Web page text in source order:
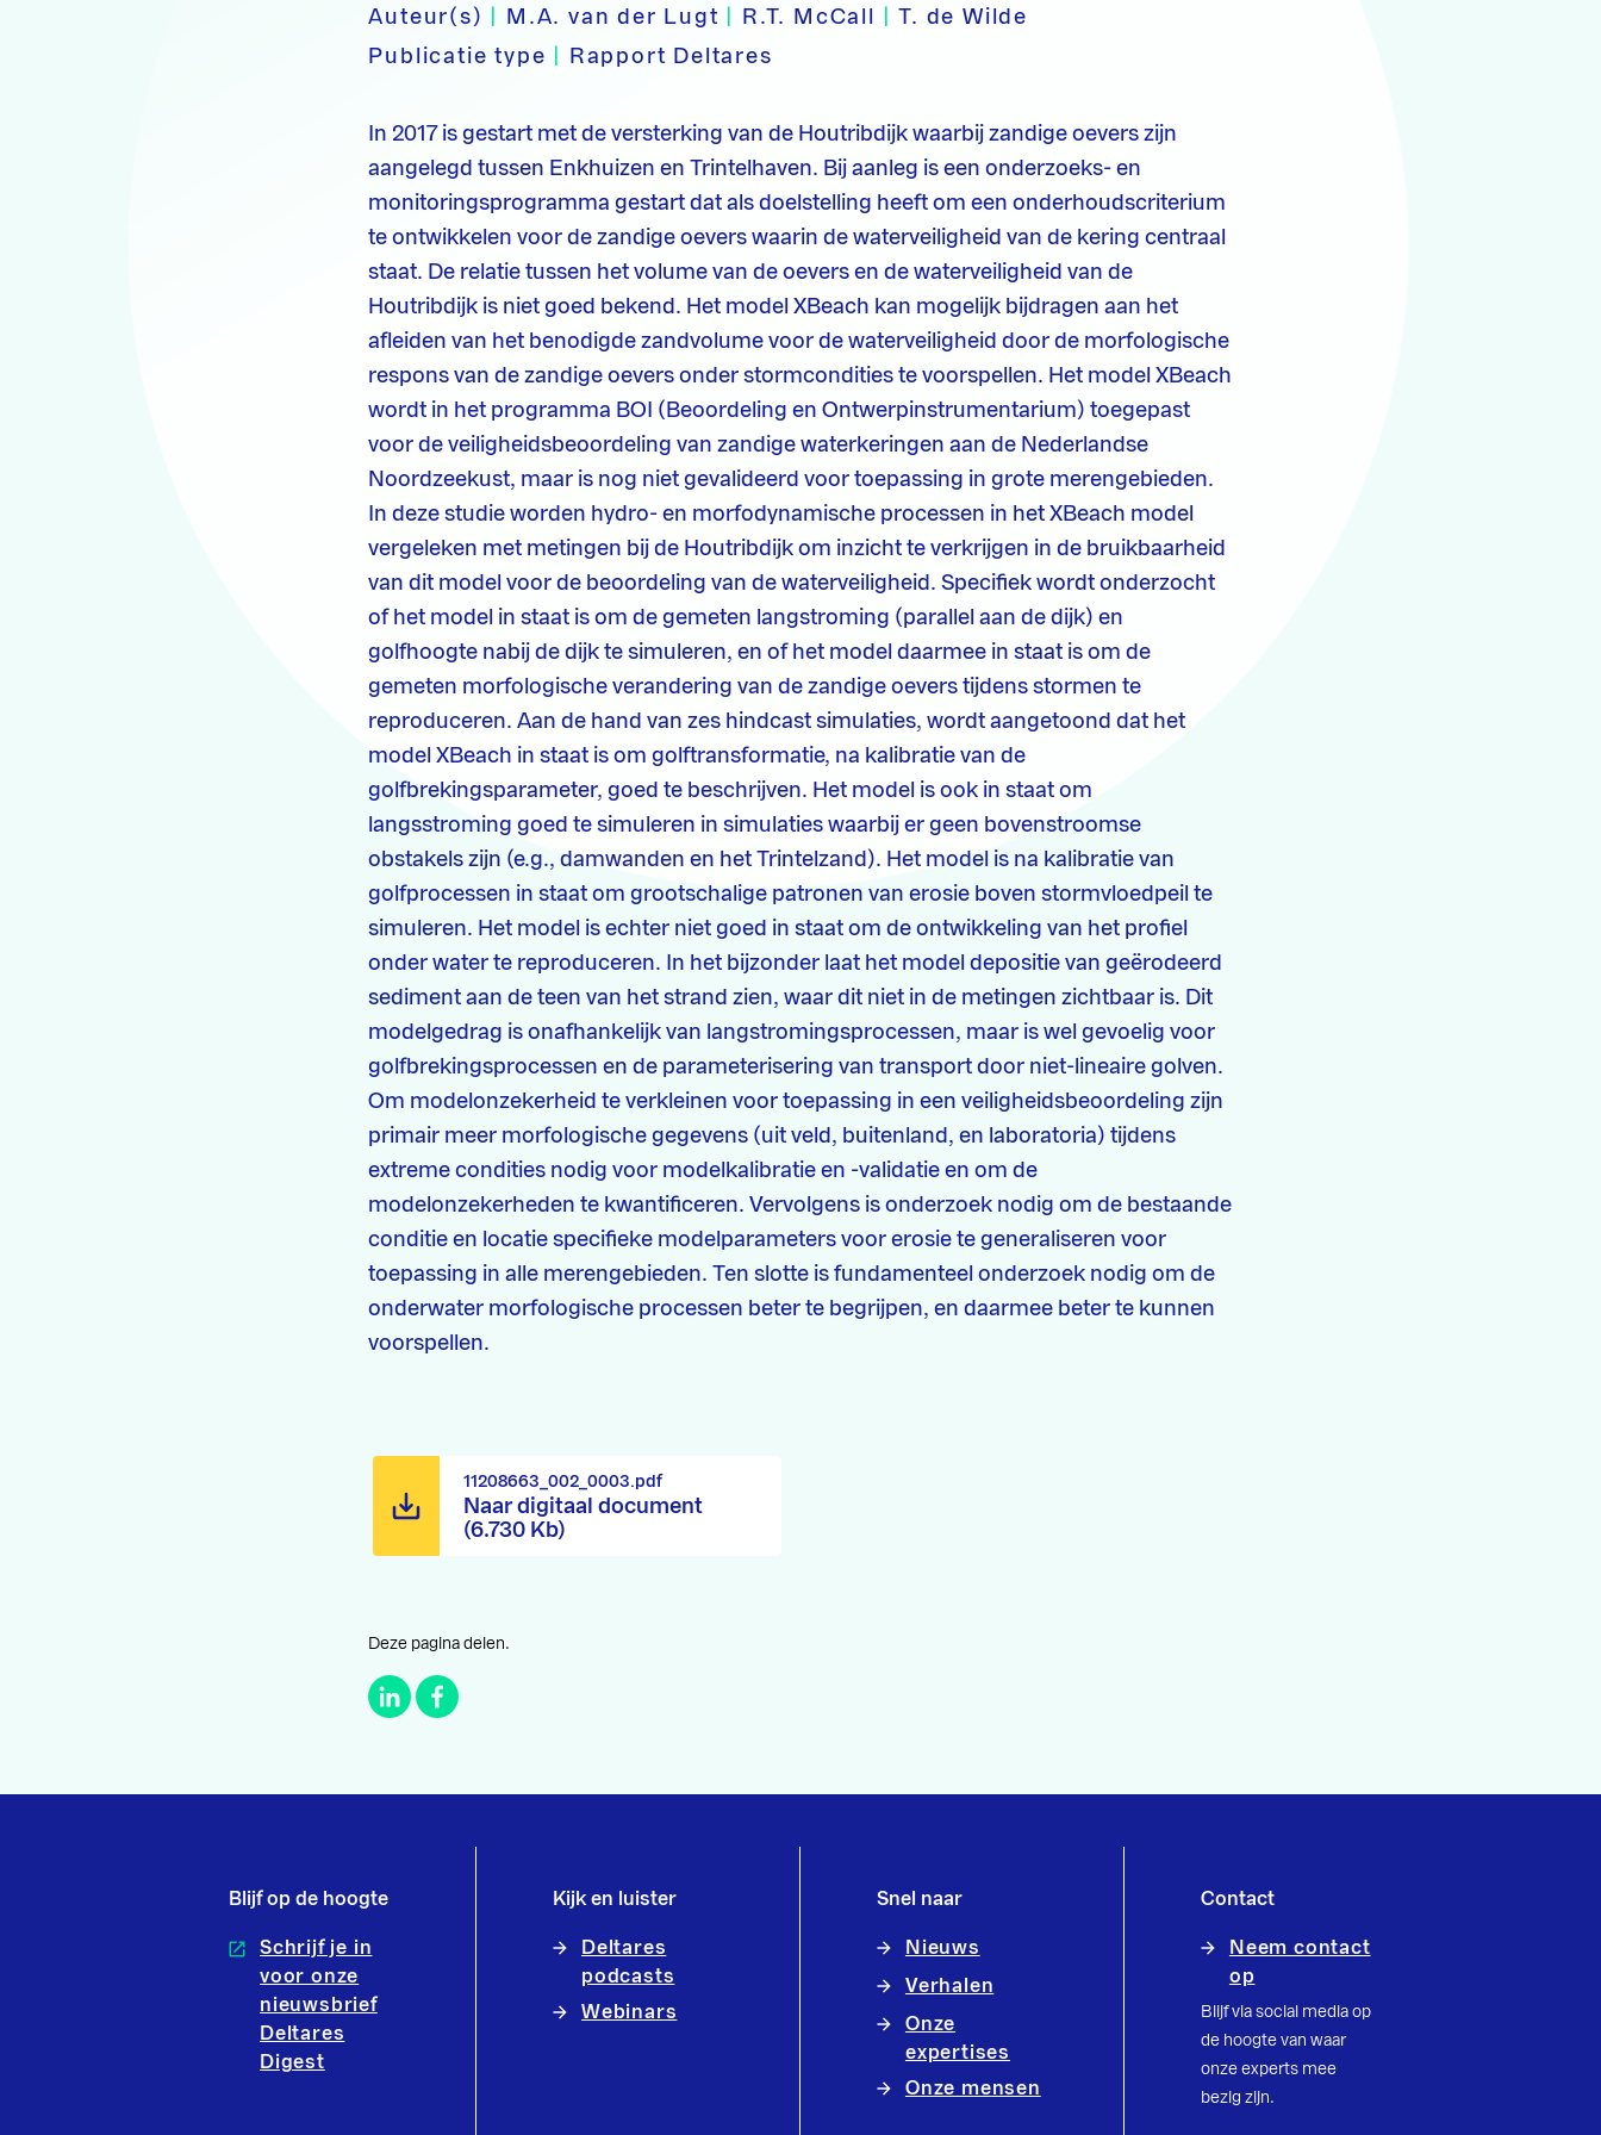
Auteur(s)
M.A. van der Lugt R.T. McCall |T. de Wilde
Publicatie type
Rapport Deltares
In 2017 is gestart met de versterking van de Houtribdijk waarbij zandige oevers zijn
aangelegd tussen Enkhuizen en Trintelhaven. Bij aanleg is een onderzoeks- en
monitoringsprogramma gestart dat als doelstelling heeft om een onderhoudscriterium
te ontwikkelen voor de zandige oevers waarin de waterveiligheid van de kering centraal
staat. De relatie tussen het volume van de oevers en de waterveiligheid van de
Houtribdijk is niet goed bekend. Het model XBeach kan mogelijk bijdragen aan het
afleiden van het benodigde zandvolume voor de waterveiligheid door de morfologische
respons van de zandige oevers onder stormcondities te voorspellen. Het model XBeach
wordt in het programma BOI (Beoordeling en Ontwerpinstrumentarium) toegepast
voor de veiligheidsbeoordeling van zandige waterkeringen aan de Nederlandse
Noordzeekust, maar is nog niet gevalideerd voor toepassing in grote merengebieden.
In deze studie worden hydro- en morfodynamische processen in het XBeach model
vergeleken met metingen bij de Houtribdijk om inzicht te verkrijgen in de bruikbaarheid
van dit model voor de beoordeling van de waterveiligheid. Specifiek wordt onderzocht
of het model in staat is om de gemeten langstroming (parallel aan de dijk) en
golfhoogte nabij de dijk te simuleren, en of het model daarmee in staat is om de
gemeten morfologische verandering van de zandige oevers tijdens stormen te
reproduceren. Aan de hand van zes hindcast simulaties, wordt aangetoond dat het
model XBeach in staat is om golftransformatie, na kalibratie van de
golfbrekingsparameter, goed te beschrijven. Het model is ook in staat om
langsstroming goed te simuleren in simulaties waarbij er geen bovenstroomse
obstakels zijn (e.g., damwanden en het Trintelzand). Het model is na kalibratie van
golfprocessen in staat om grootschalige patronen van erosie boven stormvloedpeil te
simuleren. Het model is echter niet goed in staat om de ontwikkeling van het profiel
onder water te reproduceren. In het bijzonder laat het model depositie van geërodeerd
sediment aan de teen van het strand zien, waar dit niet in de metingen zichtbaar is. Dit
modelgedrag is onafhankelijk van langstromingsprocessen, maar is wel gevoelig voor
golfbrekingsprocessen en de parameterisering van transport door niet-lineaire golven.
Om modelonzekerheid te verkleinen voor toepassing in een veiligheidsbeoordeling zijn
primair meer morfologische gegevens (uit veld, buitenland, en laboratoria) tijdens
extreme condities nodig voor modelkalibratie en -validatie en om de
modelonzekerheden te kwantificeren. Vervolgens is onderzoek nodig om de bestaande
conditie en locatie specifieke modelparameters voor erosie te generaliseren voor
toepassing in alle merengebieden. Ten slotte is fundamenteel onderzoek nodig om de
onderwater morfologische processen beter te begrijpen, en daarmee beter te kunnen
voorspellen.
Naar digitaal document
(6.730 Kb)
11208663_002_0003.pdf
Deze pagina delen.
Blijf op de hoogte
Schrijf je in
voor onze
nieuwsbrief
Deltares
Digest
Kijk en luister
Deltares
podcasts
Webinars
Snel naar
Nieuws
Verhalen
Onze
expertises
Onze mensen
Contact
Neem contact
op
Blijf via social media op
de hoogte van waar
onze experts mee
bezig zijn.